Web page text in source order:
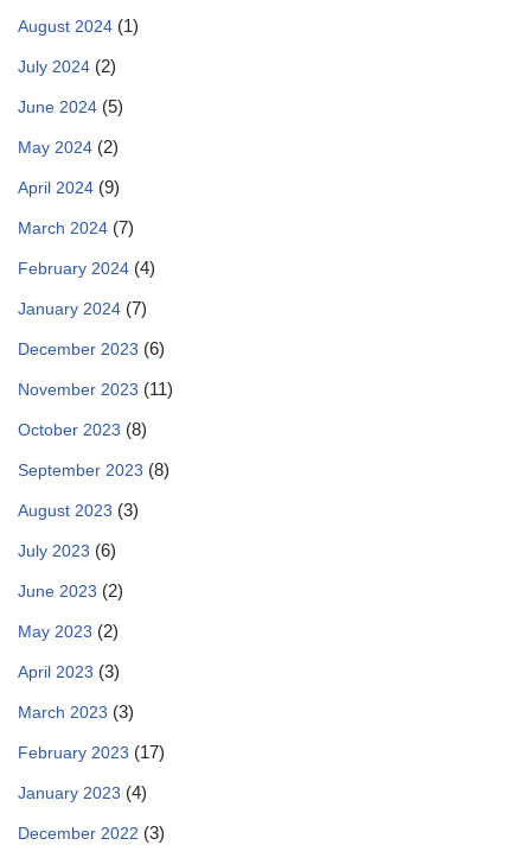
August 2024 (1)
July 2024 (2)
June 2024 (5)
May 2024 (2)
April 2024 (9)
March 2024 (7)
February 2024 (4)
January 2024 (7)
December 2023 (6)
November 2023 (11)
October 2023 (8)
September 2023 (8)
August 2023 (3)
July 2023 (6)
June 2023 (2)
May 2023 (2)
April 2023 (3)
March 2023 (3)
February 2023 (17)
January 2023 (4)
December 2022 (3)